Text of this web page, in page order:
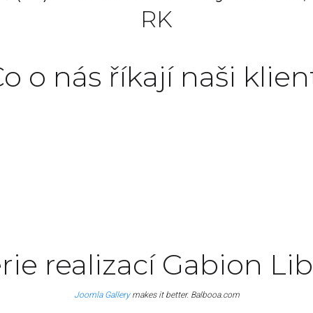
RK
o nás říkají naši
realizací Gabion
Joomla Gallerymakes it better. Balbooa.com